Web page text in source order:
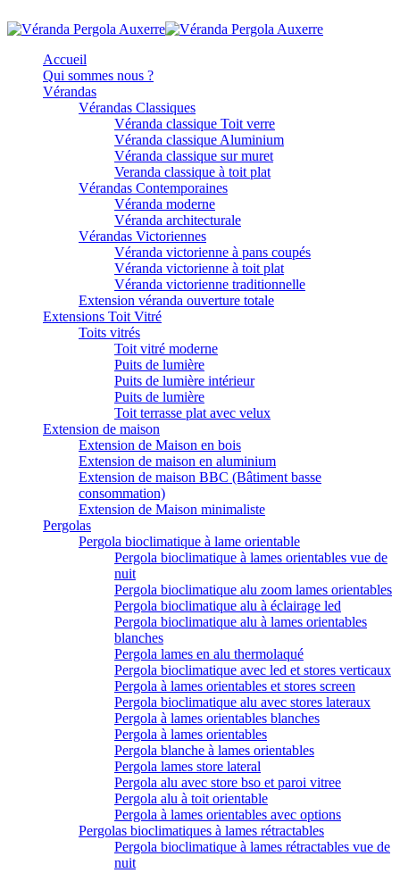
Accueil
Qui sommes nous ?
Vérandas
Vérandas Classiques
Véranda classique Toit verre
Véranda classique Aluminium
Véranda classique sur muret
Veranda classique à toit plat
Vérandas Contemporaines
Véranda moderne
Véranda architecturale
Vérandas Victoriennes
Véranda victorienne à pans coupés
Véranda victorienne à toit plat
Véranda victorienne traditionnelle
Extension véranda ouverture totale
Extensions Toit Vitré
Toits vitrés
Toit vitré moderne
Puits de lumière
Puits de lumière intérieur
Puits de lumière
Toit terrasse plat avec velux
Extension de maison
Extension de Maison en bois
Extension de maison en aluminium
Extension de maison BBC (Bâtiment basse
consommation)
Extension de Maison minimaliste
Pergolas
Pergola bioclimatique à lame orientable
Pergola bioclimatique à lames orientables vue de
nuit
Pergola bioclimatique alu zoom lames orientables
Pergola bioclimatique alu à éclairage led
Pergola bioclimatique alu à lames orientables
blanches
Pergola lames en alu thermolaqué
Pergola bioclimatique avec led et stores verticaux
Pergola à lames orientables et stores screen
Pergola bioclimatique alu avec stores lateraux
Pergola à lames orientables blanches
Pergola à lames orientables
Pergola blanche à lames orientables
Pergola lames store lateral
Pergola alu avec store bso et paroi vitree
Pergola alu à toit orientable
Pergola à lames orientables avec options
Pergolas bioclimatiques à lames rétractables
Pergola bioclimatique à lames rétractables vue de
nuit